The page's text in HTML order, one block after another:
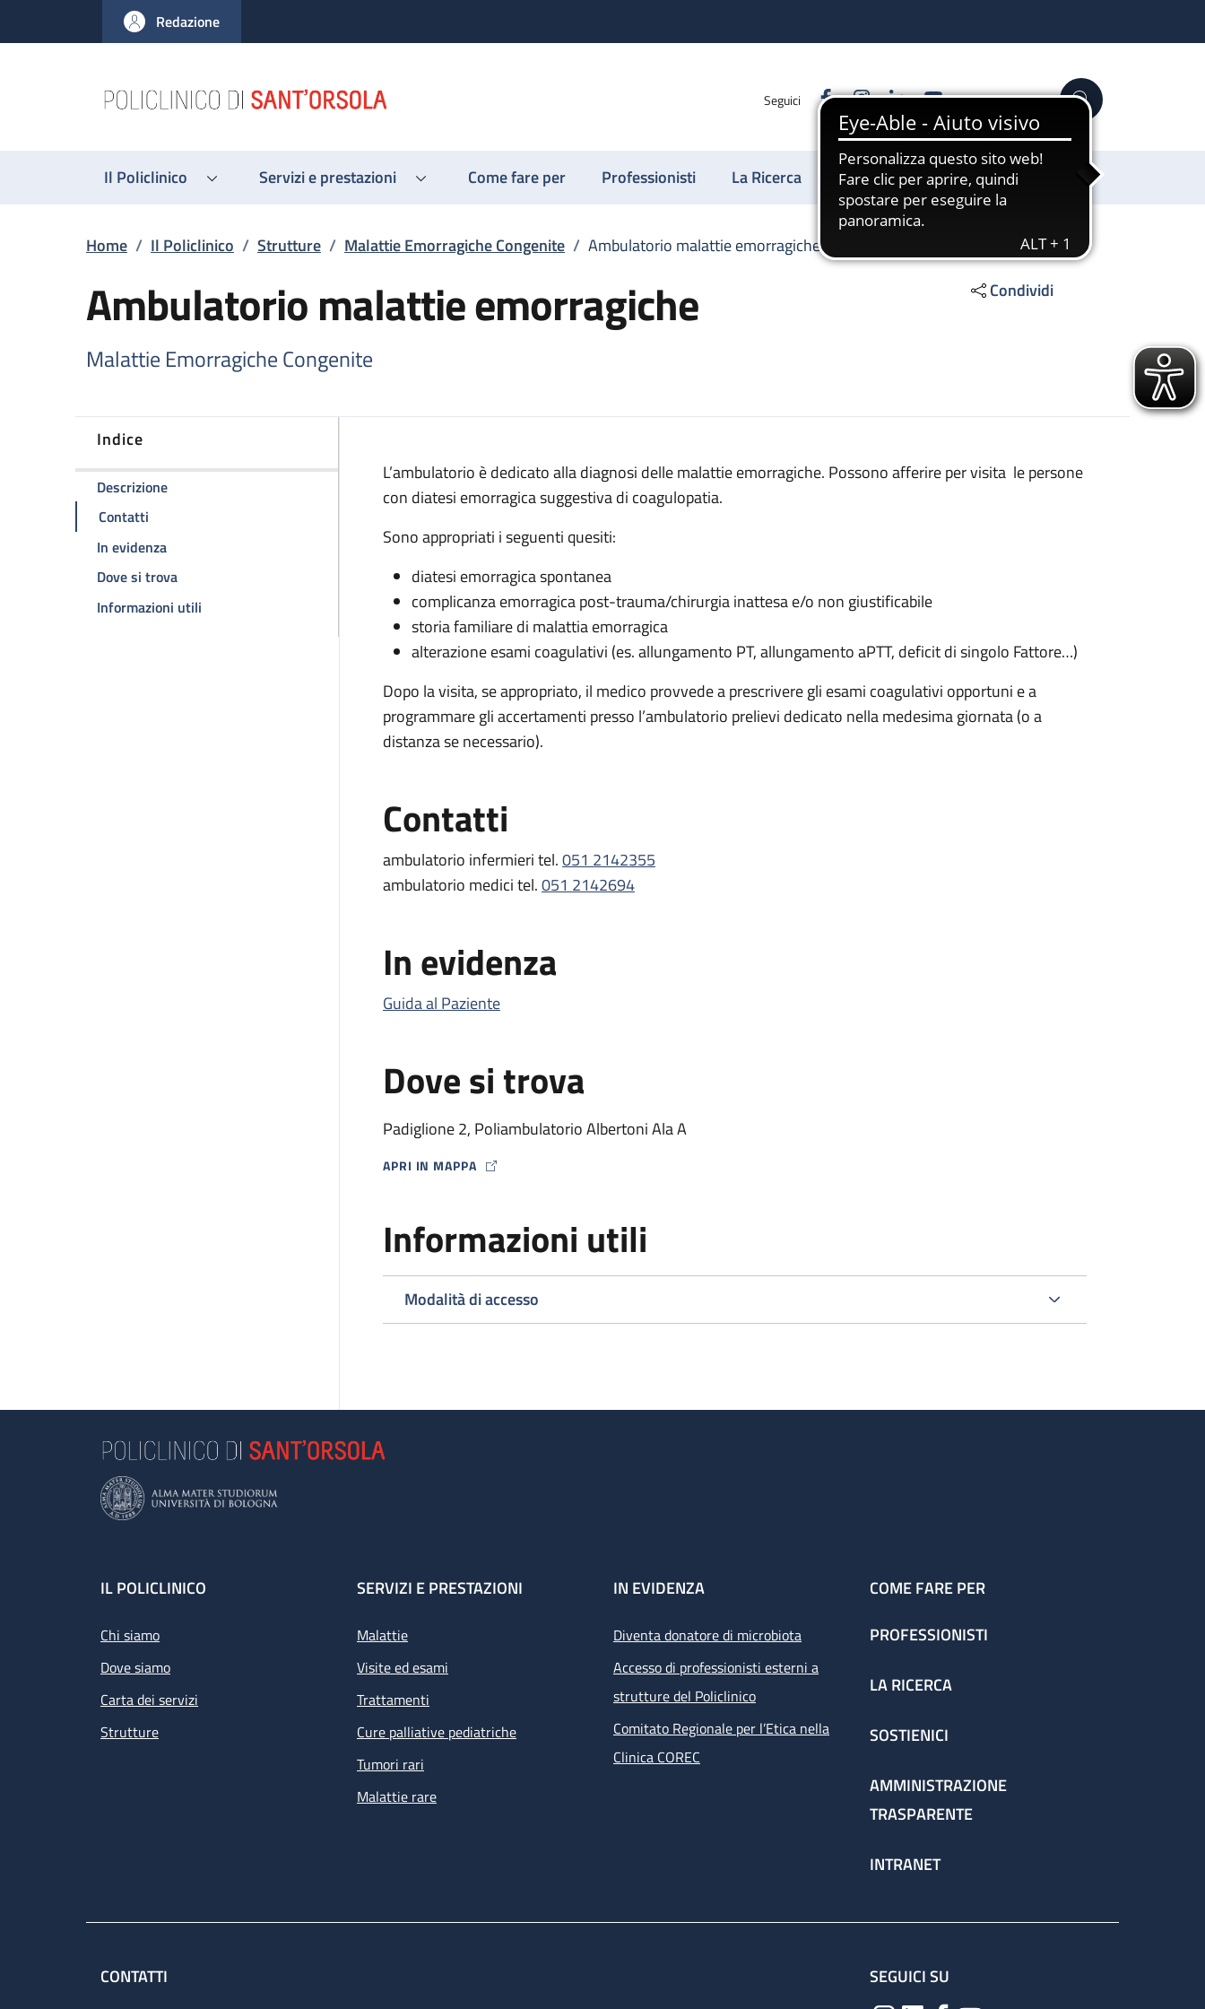
al contenuto principale
to footer content
Redazione
Seguici FacebookInstagram
LinkedinYouTube Cerca
Il Policlinico Servizi e prestazioni Come fare per Professionisti La Ricerca Sostienici
Briciole di pane
Home / Il Policlinico / Strutture / Malattie Emorragiche Congenite / Ambulatorio malattie emorragiche
Ambulatorio malattie emorragiche
Malattie Emorragiche Congenite
Condividi
Indice
Descrizionedella pagina Ambulatorio malattie emorragiche
Contatti
In evidenzadella pagina Ambulatorio malattie emorragiche
Dove si trovadella pagina Ambulatorio malattie emorragiche
Informazioni utili della pagina Ambulatorio malattie emorragiche
Descrizione
L’ambulatorio è dedicato alla diagnosi delle malattie emorragiche. Possono afferire per visita le persone
con diatesi emorragica suggestiva di coagulopatia.
Sono appropriati i seguenti quesiti:
diatesi emorragica spontanea
complicanza emorragica post-trauma/chirurgia inattesa e/o non giustificabile
storia familiare di malattia emorragica
alterazione esami coagulativi (es. allungamento PT, allungamento aPTT, deficit di singolo Fattore…)
Dopo la visita, se appropriato, il medico provvede a prescrivere gli esami coagulativi opportuni e a
programmare gli accertamenti presso l’ambulatorio prelievi dedicato nella medesima giornata (o a
distanza se necessario).
Contatti
ambulatorio infermieri tel.051 2142355
ambulatorio medici tel.051 2142694
In evidenza
Guida al Paziente
Dove si trova
Padiglione 2, Poliambulatorio Albertoni Ala A
APRI IN MAPPA
MAP ICON
Informazioni utili
Modalità di accesso
Footer
IL POLICLINICO
Chi siamo
Dove siamo
Carta dei servizi
Strutture
SERVIZI E PRESTAZIONI
Malattie
Visite ed esami
Trattamenti
Cure palliative pediatriche
Tumori rari
Malattie rare
IN EVIDENZA
Diventa donatore di microbiota
Accesso di professionisti esterni a
strutture del Policlinico
Comitato Regionale per l’Etica nella
Clinica COREC
COME FARE PER
PROFESSIONISTI
LA RICERCA
SOSTIENICI
AMMINISTRAZIONE
TRASPARENTE
INTRANET
CONTATTI SEGUICI SU